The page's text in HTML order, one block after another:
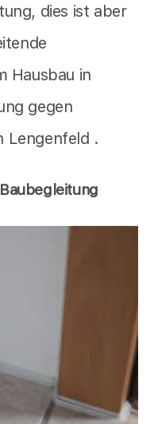
dies ist aber
Hausbau in
gegen
Lengenfeld .